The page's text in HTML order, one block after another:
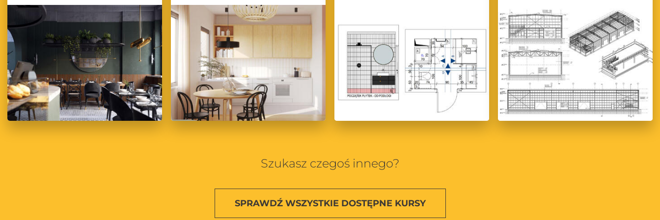
Bądź na bieżąco z blogiem CG Wisdom – Odkrywaj nowe możliwości w projektowaniu
Zapraszamy do regularnego odwiedzania naszego bloga, na którym znajdziesz wiele inspirujących treści, praktycznych porad oraz aktualnych informacji ze świata projektowania wnętrz i wizualizacji 3D. Niezależnie od
tego, czy jesteś początkującym projektantem, czy doświadczonym architektem, na pewno znajdziesz tu coś dla siebie.
Odkrywaj nowe możliwości, ucz się od ekspertów i podnoś swoje umiejętności w projektowaniu wnętrz z CG Wisdom!
Szukasz czegoś innego?
SPRAWDŹ WSZYSTKIEDOSTĘPNE KURSY